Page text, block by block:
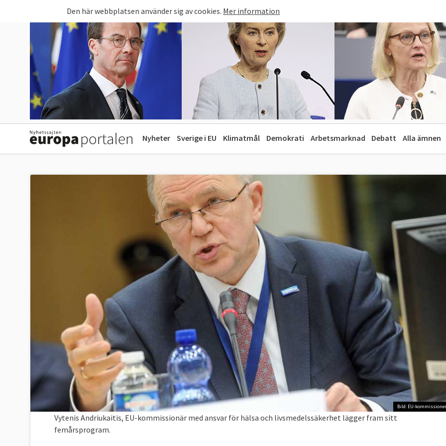
Den här webbplatsen använder sig av cookies. Mer information
Nyheter Sverige i EU Klimatmål Demokrati Arbetsmarknad Debatt Alla ämnen
Bild: EU-
Vytenis Andriukaitis, EU-kommissionär med ansvar för hälsa och livsmedelssäkerhet lägger fram sitt
femårsprogram.